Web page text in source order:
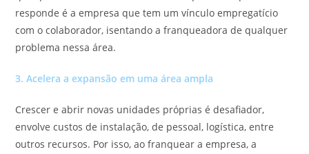
responde é a empresa que tem um vínculo empregatício
com o colaborador, isentando a franqueadora de qualquer
problema nessa área.
3. Acelera a expansão em uma área ampla
Crescer e abrir novas unidades próprias é desafiador,
envolve custos de instalação, de pessoal, logística, entre
outros recursos. Por isso, ao franquear a empresa, a